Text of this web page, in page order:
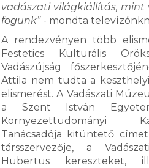
vadászati világkiállítás, mint
fogunk”- mondta
A rendezvényen több
Festetics Kulturális
Vadászújság
Attila nem tudta a
elismerést. A Vadászati
a Szent István
Környezettudományi
Tanácsadója kitüntető
társszervezője, a
Hubertus kereszteket,